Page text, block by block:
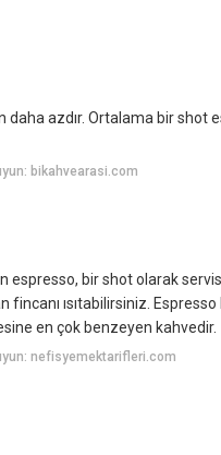
azdır. Ortalama bir shot
bikahvearasi.com
espresso, bir shot olarak
ısıtabilirsiniz.
en çok benzeyen kahvedir.
nefisyemektarifleri.com